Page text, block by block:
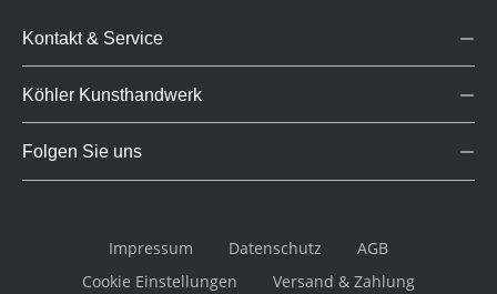
Kontakt & Service
Köhler Kunsthandwerk
Folgen Sie uns
Impressum Datenschutz
AGB
Cookie Einstellungen
Versand & Zahlung